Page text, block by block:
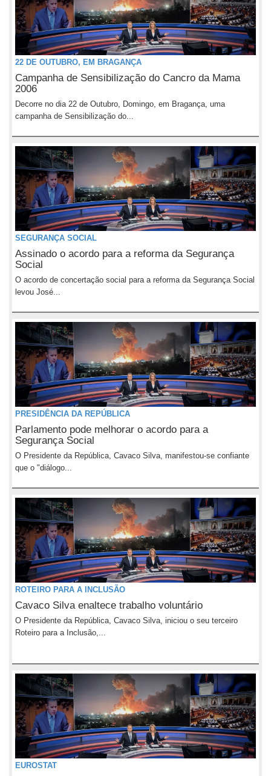
22 DE OUTUBRO, EM BRAGANÇA
Campanha de Sensibilização do Cancro da Mama
2006
Decorre no dia 22 de Outubro, Domingo, em Bragança, uma
campanha de Sensibilização do...
SEGURANÇA SOCIAL
Assinado o acordo para a reforma da Segurança
Social
O acordo de concertação social para a reforma da Segurança Social
levou José...
PRESIDÊNCIA DA REPÚBLICA
Parlamento pode melhorar o acordo para a
Segurança Social
O Presidente da República, Cavaco Silva, manifestou-se confiante
que o "diálogo...
ROTEIRO PARA A INCLUSÃO
Cavaco Silva enaltece trabalho voluntário
O Presidente da República, Cavaco Silva, iniciou o seu terceiro
Roteiro para a Inclusão,...
EUROSTAT